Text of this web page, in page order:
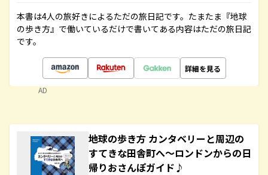
本書は4人の旅好きによるただの旅日記です。たまたま『地球
の歩き方』で働いているだけで書いてある内容はただの旅日記
です。
詳細を見る
AD
地球の歩き方 カンタベリーと周辺の
すてきな田舎町へ～ロンドンからの日
帰りおさんぽガイド♪